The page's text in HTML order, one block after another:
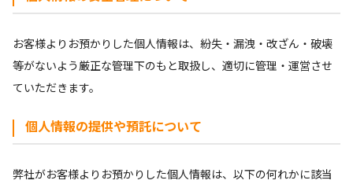
お客様よりお預かりした個人情報は、紛失・漏洩・改ざん・破壊
等がないよう厳正な管理下のもと取扱し、適切に管理・運営させ
ていただきます。
個人情報の提供や預託について
弊社がお客様よりお預かりした個人情報は、以下の何れかに該当